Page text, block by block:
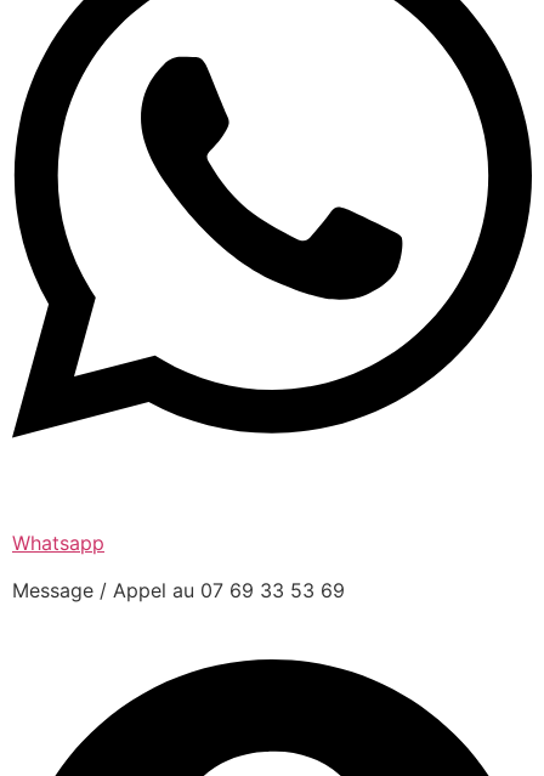
Whatsapp
Message / Appel au 07 69 33 53 69